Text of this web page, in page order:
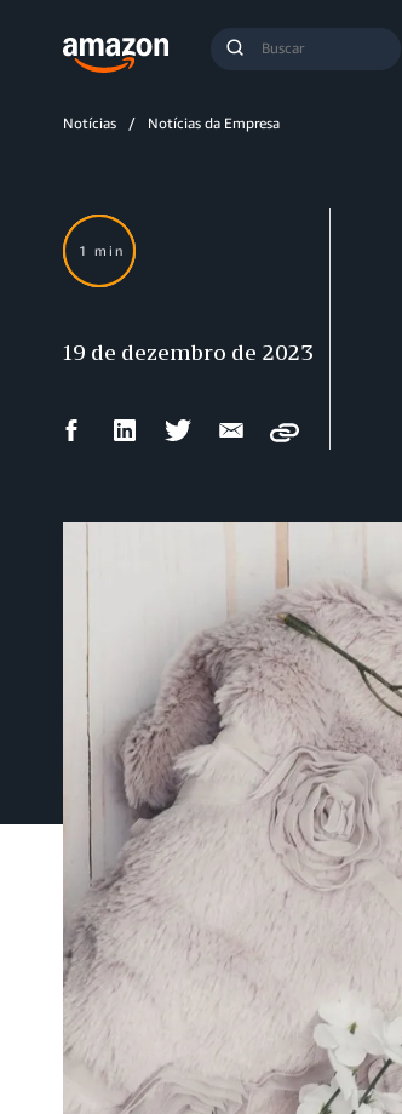
Buscar
Notícias Notícias da Empresa
1 min
19 de dezembro de 2023
CompartilharCompartilharCompartilharCompartilhar
Copy